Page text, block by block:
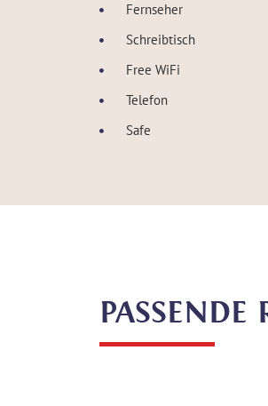
Fernseher
Schreibtisch
Free WiFi
Telefon
Safe